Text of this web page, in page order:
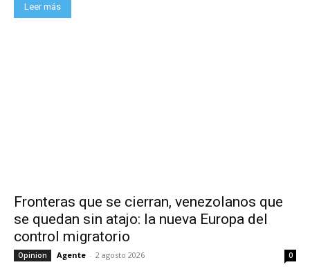
Leer más
Fronteras que se cierran, venezolanos que
se quedan sin atajo: la nueva Europa del
control migratorio
Opinion Agente - 2 agosto 2026 0